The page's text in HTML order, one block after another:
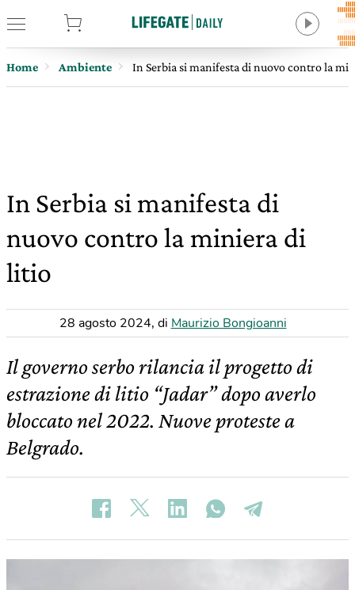
Home Ambiente In Serbia si manifesta di nuovo contro la
In Serbia si manifesta di
nuovo contro la miniera di
litio
28 agosto 2024, di Maurizio Bongioanni
Il governo serbo rilancia il progetto di
estrazione di litio “Jadar” dopo averlo
bloccato nel 2022. Nuove proteste a
Belgrado.